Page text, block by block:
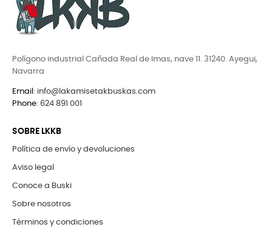
Polígono industrial Cañada Real de Imas, nave 11. 31240. Ayegui,
Navarra
Email : info@lakamisetakbuskas.com
Phone: 624 891 001
SOBRE LKKB
Política de envío y devoluciones
Aviso legal
Conoce a Buski
Sobre nosotros
Términos y condiciones